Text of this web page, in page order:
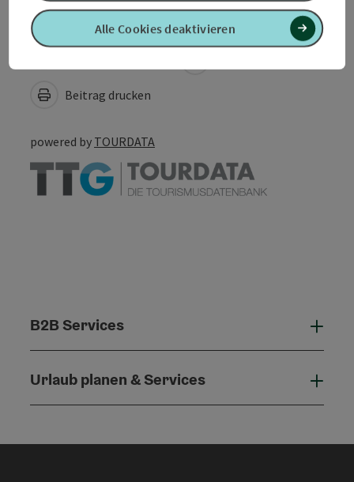
Beitrag drucken
powered by TOURDATA
B2B Services
Urlaub planen & Services
Alle Cookies deaktivieren